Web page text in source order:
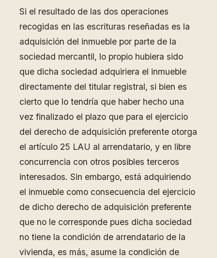
Si el resultado de las dos operaciones
recogidas en las escrituras reseñadas es la
adquisición del inmueble por parte de la
sociedad mercantil, lo propio hubiera sido
que dicha sociedad adquiriera el inmueble
directamente del titular registral, si bien es
cierto que lo tendría que haber hecho una
vez finalizado el plazo que para el ejercicio
del derecho de adquisición preferente otorga
el artículo 25 LAU al arrendatario, y en libre
concurrencia con otros posibles terceros
interesados. Sin embargo, está adquiriendo
el inmueble como consecuencia del ejercicio
de dicho derecho de adquisición preferente
que no le corresponde pues dicha sociedad
no tiene la condición de arrendatario de la
vivienda, es más, asume la condición de